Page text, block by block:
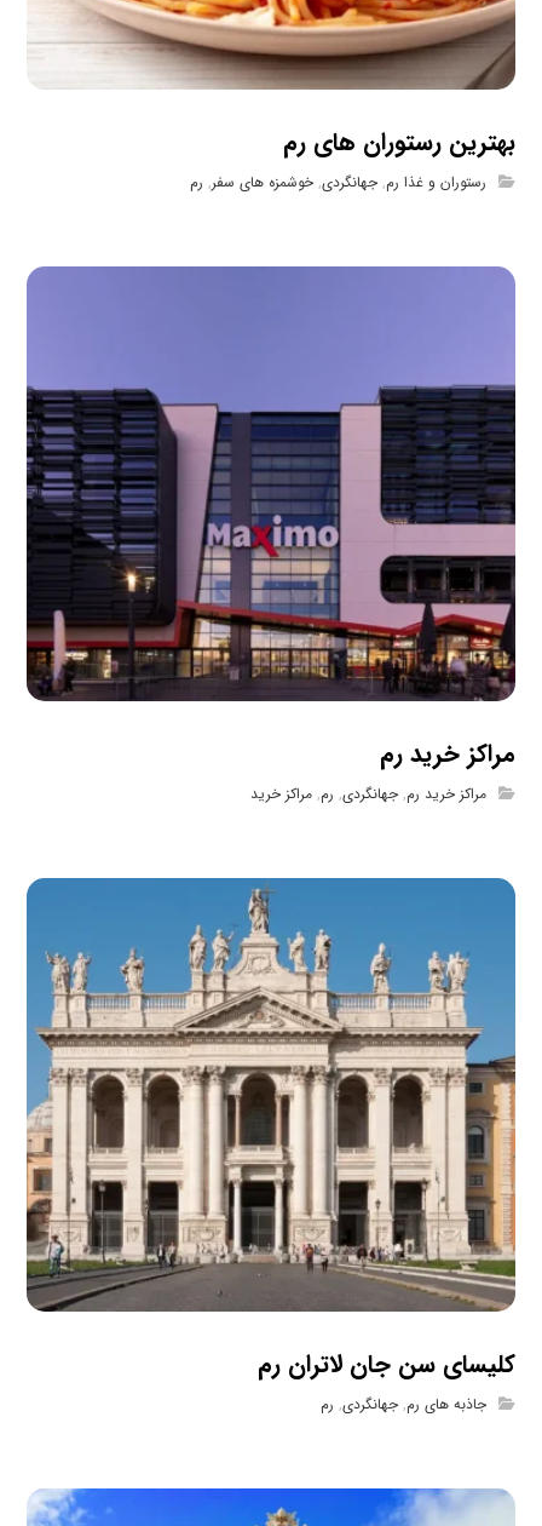
بهترین رستوران های رم
رستوران و غذا رم,جهانگردی,خوشمزه های سفر, رم
مراکز خرید رم
مراکز خرید رم,جهانگردی, رم,مراکز خرید
کلیسای سن جان لاتران رم
جاذبه های رم,جهانگردی, رم